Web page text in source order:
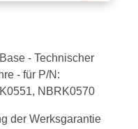
- Technischer
- für P/N:
NBRK0570
der Werksgarantie